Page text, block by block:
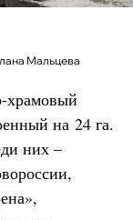
Мальцева
храмовый
на 24 га.
них –